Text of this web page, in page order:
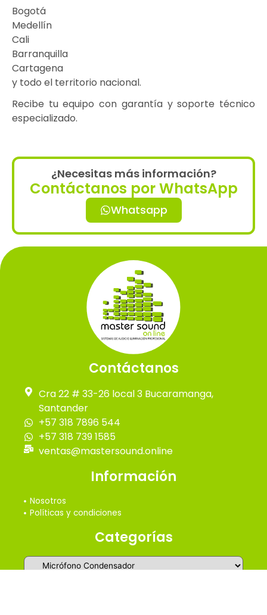
Bogotá
Medellín
Cali
Barranquilla
Cartagena
y todo el territorio nacional.
Recibe tu equipo con garantía y soporte técnico
especializado.
¿Necesitas más información?
Contáctanos por WhatsApp
Whatsapp
Contáctanos
Cra 22 # 33-26 local 3 Bucaramanga,
Santander
+57 318 7896 544
+57 318 739 1585
ventas@mastersound.online
Información
Nosotros
Políticas y condiciones
Categorías